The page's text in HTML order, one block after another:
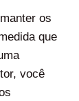
os
que
você